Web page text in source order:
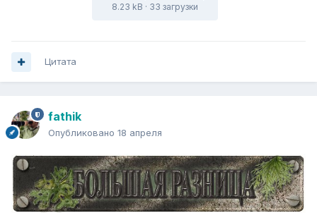
8.23 kB · 33 загрузки
Цитата
fathik
Опубликовано 18 апреля